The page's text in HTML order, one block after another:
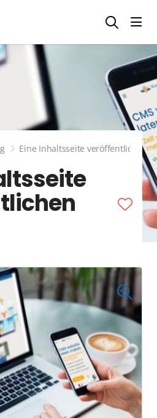
Eine Inhaltsseite veröffentlichen